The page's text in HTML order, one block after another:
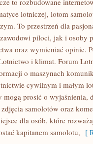
to rozbudowane
lotniczej, lotom
To przestrzeń dla
piloci, jak i osoby
oraz wymieniać opinie.
i klimat. Forum
o maszynach
cywilnym i małym
mogą prosić o wyjaśnienia,
samolotów oraz
dla osób, które
kapitanem samolotu, [